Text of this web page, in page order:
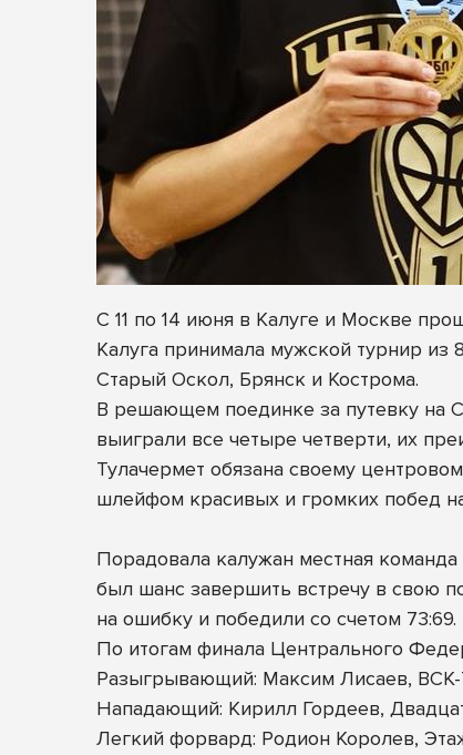
С 11 по 14 июня в Калуге и Москве
Калуга принимала мужской турнир из
Старый Оскол, Брянск и Кострома.
В решающем поединке за путевку на
выиграли все четыре четверти, их
Тулачермет обязана своему
шлейфом красивых и громких побед
Порадовала калужан местная
был шанс завершить встречу в свою
на ошибку и победили со счетом 73:69.
По итогам финала Центрального
Разыгрывающий: Максим Лисаев, ВСК-
Нападающий: Кирилл Гордеев,
Легкий форвард: Родион Королев,